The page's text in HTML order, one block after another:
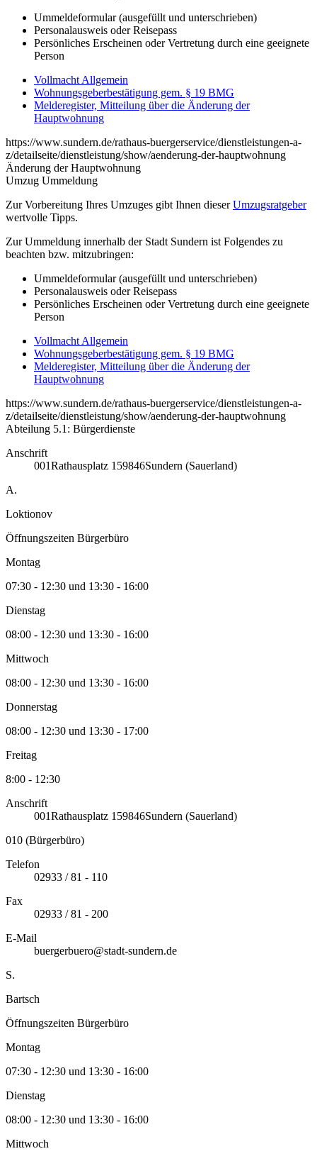
Ummeldeformular (ausgefüllt und unterschrieben)
Personalausweis oder Reisepass
Persönliches Erscheinen oder Vertretung durch eine geeignete
Person
Vollmacht Allgemein
Wohnungsgeberbestätigung gem. § 19 BMG
Melderegister, Mitteilung über die Änderung der
Hauptwohnung
https://www.sundern.de/rathaus-buergerservice/dienstleistungen-a-
z/detailseite/dienstleistung/show/aenderung-der-hauptwohnung
Änderung der Hauptwohnung
Umzug Ummeldung
Zur Vorbereitung Ihres Umzuges gibt Ihnen dieserUmzugsratgeber
wertvolle Tipps.
Zur Ummeldung innerhalb der Stadt Sundern ist Folgendes zu
beachten bzw. mitzubringen:
Ummeldeformular (ausgefüllt und unterschrieben)
Personalausweis oder Reisepass
Persönliches Erscheinen oder Vertretung durch eine geeignete
Person
Vollmacht Allgemein
Wohnungsgeberbestätigung gem. § 19 BMG
Melderegister, Mitteilung über die Änderung der
Hauptwohnung
https://www.sundern.de/rathaus-buergerservice/dienstleistungen-a-
z/detailseite/dienstleistung/show/aenderung-der-hauptwohnung
Abteilung 5.1: Bürgerdienste
Anschrift
001Rathausplatz 1 59846Sundern (Sauerland)
A.
Loktionov
Öffnungszeiten Bürgerbüro
Montag
07:30 - 12:30 und 13:30 - 16:00
Dienstag
08:00 - 12:30 und 13:30 - 16:00
Mittwoch
08:00 - 12:30 und 13:30 - 16:00
Donnerstag
08:00 - 12:30 und 13:30 - 17:00
Freitag
8:00 - 12:30
Anschrift
001Rathausplatz 1 59846Sundern (Sauerland)
010 (Bürgerbüro)
Telefon
02933 / 81 - 110
Fax
02933 / 81 - 200
E-Mail
buergerbuero@stadt-sundern.de
S.
Bartsch
Öffnungszeiten Bürgerbüro
Montag
07:30 - 12:30 und 13:30 - 16:00
Dienstag
08:00 - 12:30 und 13:30 - 16:00
Mittwoch